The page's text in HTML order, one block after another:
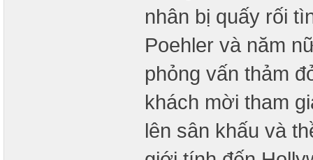
nhân bị quấy rối
Poehler và năm
phỏng vấn thảm
khách mời tham
lên sân khấu và